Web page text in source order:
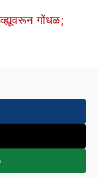
गोंधळ;